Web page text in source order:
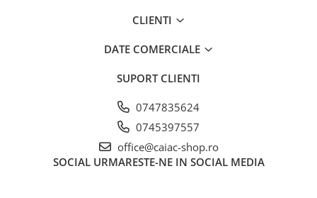
CLIENTI
DATE COMERCIALE
SUPORT CLIENTI
0747835624
0745397557
office@caiac-shop.ro
SOCIAL URMARESTE-NE IN SOCIAL MEDIA